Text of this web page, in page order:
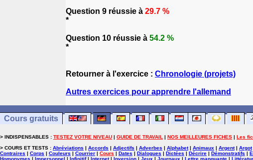
Question 9 réussie à 29.7 %
*
Question 10 réussie à 54.2 %
*
Retourner à l'exercice : Chronologie (projets)
Autres exercices pour apprendre l'allemand
Cours gratuits
> INDISPENSABLES : TESTEZ VOTRE NIVEAU | GUIDE DE TRAVAIL | NOS MEILLEURES FICHES | Les
> COURS ET TESTS : Abréviations | Accords | Adjectifs | Adverbes | Alphabet| Animaux | Argent| Argot
Contraires | Corps | Couleurs | Courrier | Cours | Dates | Dialogues | Dictées | Décrire | Démonstratifs |
Homonymes | Impersonnel | Infinitif| Internet| Inversion | Jeux | Journaux | Lettre manquante |